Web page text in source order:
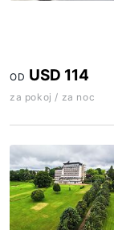
OD USD 114
za pokoj / za noc